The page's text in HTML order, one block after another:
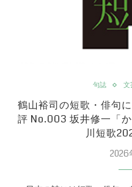
句誌 文
鶴山裕司の短歌・俳句
評 No.003 坂井修一「
川短歌
2026